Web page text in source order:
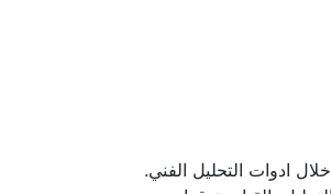
ادوات التحليل الفني.